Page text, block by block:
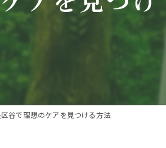
谷で理想のケアを見つける方法